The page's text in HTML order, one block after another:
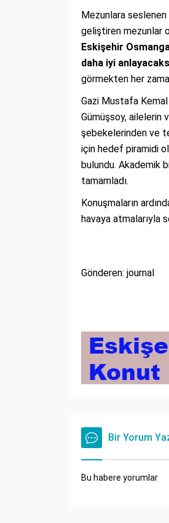
Mezunlara seslenen
geliştiren mezunlar
Eskişehir
daha iyi
görmekten her
Gazi Mustafa
Gümüşsoy, ailelerin
şebekelerinden ve
için hedef piramidi
bulundu. Akademik
tamamladı.
Konuşmaların
havaya atmalarıyla
Gönderen: journal
Bir Yorum
Bu habere yorumlar